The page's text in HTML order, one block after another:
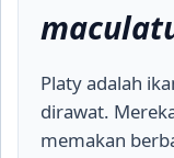
Platy adalah
dirawat.
memakan